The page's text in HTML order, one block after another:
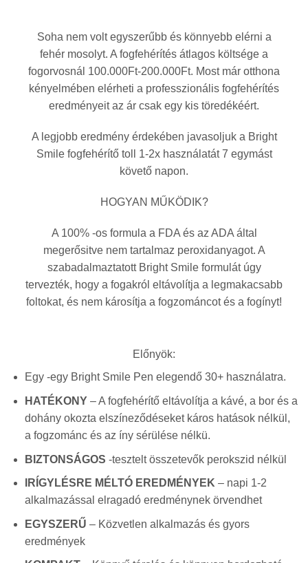
Soha nem volt egyszerűbb és könnyebb elérni a
fehér mosolyt. A fogfehérítés átlagos költsége a
fogorvosnál 100.000Ft-200.000Ft. Most már otthona
kényelmében elérheti a professzionális fogfehérítés
eredményeit az ár csak egy kis töredékéért.
A legjobb eredmény érdekében javasoljuk a Bright
Smile fogfehérítő toll 1-2x használatát 7 egymást
követő napon.
HOGYAN MŰKÖDIK?
A 100% -os formula a FDA és az ADA által
megerősitve nem tartalmaz peroxidanyagot. A
szabadalmaztatott Bright Smile formulát úgy
tervezték, hogy a fogakról eltávolítja a legmakacsabb
foltokat, és nem károsítja a fogzománcot és a fogínyt!
Előnyök:
Egy -egy Bright Smile Pen elegendő 30+ használatra.
HATÉKONY– A fogfehérítő eltávolítja a kávé, a bor és a
dohány okozta elszíneződéseket káros hatások nélkül,
a fogzománc és az íny sérülése nélkü.
BIZTONSÁGOS -tesztelt összetevők perokszid nélkül
IRÍGYLÉSRE MÉLTÓ EREDMÉNYEK – napi 1-2
alkalmazással elragadó eredménynek örvendhet
EGYSZERŰ – Közvetlen alkalmazás és gyors
eredmények